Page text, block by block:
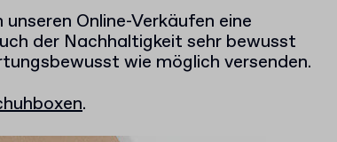
Online-Verkäufen eine
der Nachhaltigkeit sehr bewusst
wie möglich versenden.
.